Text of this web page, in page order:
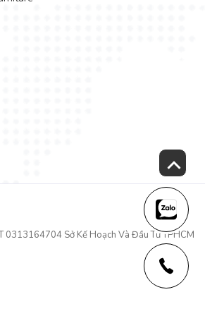
0313164704 Sở Kế Hoạch Và Đầu Tư TPHCM